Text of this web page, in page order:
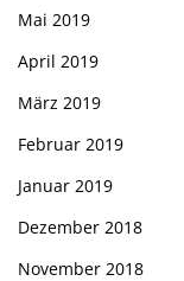
Mai 2019
April 2019
März 2019
Februar 2019
Januar 2019
Dezember 2018
November 2018